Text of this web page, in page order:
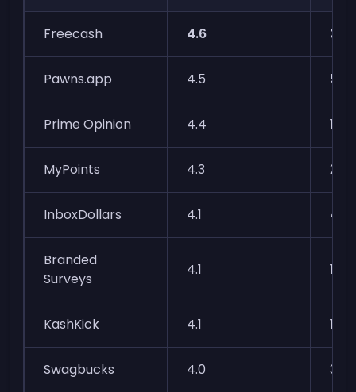
Freecash 4.6
Pawns.app 4.5 5k
Prime Opinion 4.4 17k
MyPoints 4.3 25k
InboxDollars 4.1 45k
Branded
Surveys
4.1
KashKick 4.1 1.8k
Swagbucks 4.0 37k